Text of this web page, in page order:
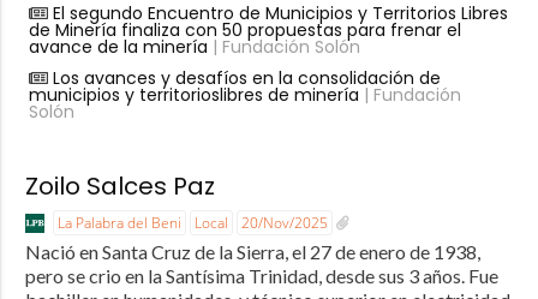
El segundo Encuentro de Municipios y Territorios Libres
de Minería finaliza con 50 propuestas para frenar el
avance de la minería | Fundación Solón
Los avances y desafíos en la consolidación de
municipios y territorioslibres de minería | Fundación
Solón
Zoilo Salces Paz
La Palabra del Beni Local 20/Nov/2025
Nació en Santa Cruz de la Sierra, el 27 de enero de 1938,
pero se crio en la Santísima Trinidad, desde sus 3 años. Fue